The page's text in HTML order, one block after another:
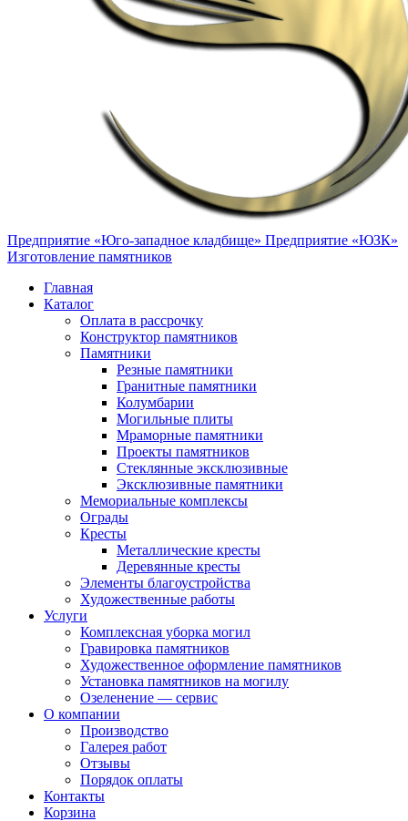
Предприятие «Юго-западное кладбище» Предприятие «ЮЗК»
Изготовление памятников
Главная
Каталог
Оплата в рассрочку
Конструктор памятников
Памятники
Резные памятники
Гранитные памятники
Колумбарии
Могильные плиты
Мраморные памятники
Проекты памятников
Стеклянные эксклюзивные
Эксклюзивные памятники
Мемориальные комплексы
Ограды
Кресты
Металлические кресты
Деревянные кресты
Элементы благоустройства
Художественные работы
Услуги
Комплексная уборка могил
Гравировка памятников
Художественное оформление памятников
Установка памятников на могилу
Озеленение — сервис
О компании
Производство
Галерея работ
Отзывы
Порядок оплаты
Контакты
Корзина